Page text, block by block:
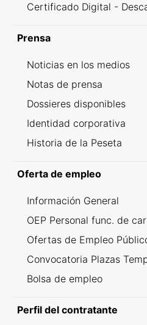
Certificado Digital -
Prensa
Noticias en los medios
Notas de prensa
Dossieres disponibles
Identidad corporativa
Historia de la Peseta
Oferta de empleo
Información General
OEP Personal func. de
Ofertas de Empleo
Convocatoria Plazas
Bolsa de empleo
Perfil del contratante